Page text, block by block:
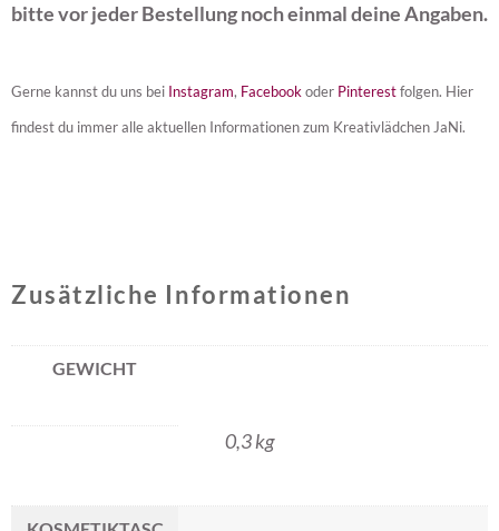
bitte vor jeder Bestellung noch einmal deine Angaben.
Gerne kannst du uns bei Instagram, Facebookoder Pinterestfolgen. Hier
findest du immer alle aktuellen Informationen zum Kreativlädchen JaNi.
Zusätzliche Informationen
GEWICHT
0,3 kg